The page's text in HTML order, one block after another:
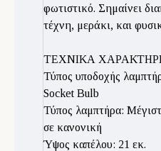
φωτιστικό. Σημαίνει
τέχνη, μεράκι, και
ΤΕΧΝΙΚΑ
Τύπος υποδοχής
Socket Bulb
Τύπος λαμπτήρα:
σε κανονική
Ύψος καπέλου: 21 εκ.